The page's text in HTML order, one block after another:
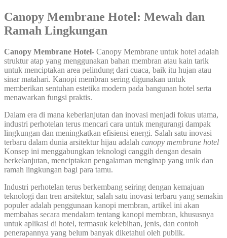
Canopy Membrane Hotel: Mewah dan
Ramah Lingkungan
Canopy Membrane Hotel- Canopy Membrane untuk hotel adalah
struktur atap yang menggunakan bahan membran atau kain tarik
untuk menciptakan area pelindung dari cuaca, baik itu hujan atau
sinar matahari. Kanopi membran sering digunakan untuk
memberikan sentuhan estetika modern pada bangunan hotel serta
menawarkan fungsi praktis.
Dalam era di mana keberlanjutan dan inovasi menjadi fokus utama,
industri perhotelan terus mencari cara untuk mengurangi dampak
lingkungan dan meningkatkan efisiensi energi. Salah satu inovasi
terbaru dalam dunia arsitektur hijau adalah canopy membrane hotel
Konsep ini menggabungkan teknologi canggih dengan desain
berkelanjutan, menciptakan pengalaman menginap yang unik dan
ramah lingkungan bagi para tamu.
Industri perhotelan terus berkembang seiring dengan kemajuan
teknologi dan tren arsitektur, salah satu inovasi terbaru yang semakin
populer adalah penggunaan kanopi membran, artikel ini akan
membahas secara mendalam tentang kanopi membran, khususnya
untuk aplikasi di hotel, termasuk kelebihan, jenis, dan contoh
penerapannya yang belum banyak diketahui oleh publik.